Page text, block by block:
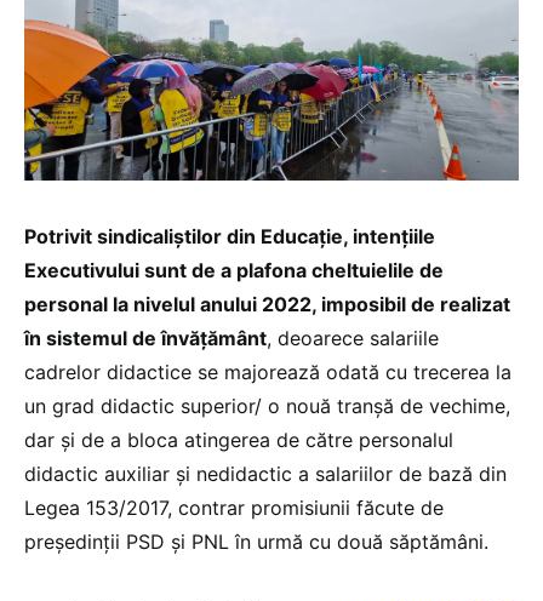
Potrivit sindicaliştilor din Educaţie, intenţiile
Executivului sunt de a plafona cheltuielile de
personal la nivelul anului 2022, imposibil de realizat
în sistemul de învăţământ, deoarece salariile
cadrelor didactice se majorează odată cu trecerea la
un grad didactic superior/ o nouă tranşă de vechime,
dar şi de a bloca atingerea de către personalul
didactic auxiliar şi nedidactic a salariilor de bază din
Legea 153/2017, contrar promisiunii făcute de
preşedinţii PSD şi PNL în urmă cu două săptămâni.